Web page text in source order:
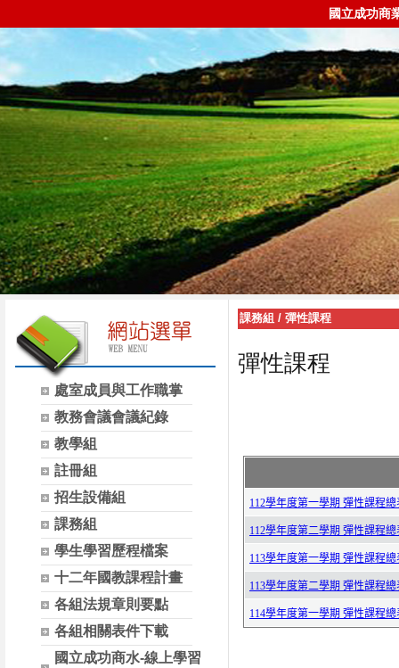
國立成功商
處室成員與工作職掌
教務會議會議紀錄
教學組
註冊組
招生設備組
課務組
學生學習歷程檔案
十二年國教課程計畫
各組法規章則要點
各組相關表件下載
國立成功商水-線上學習
課務組 / 彈性課程
彈性課程